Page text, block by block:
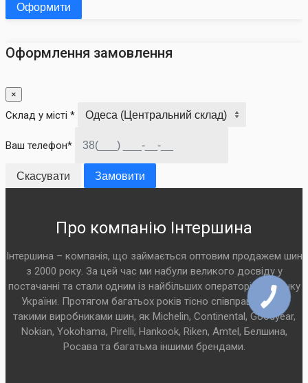
Оформити
Оформлення замовлення
×
Склад у місті *
Ваш телефон*
Скасувати Замовити
Про компанію Інтершина
Інтершина – компанія, що займається оптовим продажем шин
з 2000 року. За цей час ми набули великого досвіду у
постачанні та стали одним із найбільших операторів на ринку
України. Протягом багатьох років тісно співпрацюємо з
такими виробниками шин, як Michelin, Continental, Goodyear,
Nokian, Yokohama, Pirelli, Hankook, Riken, Amtel, Белшина,
Росава та багатьма іншими брендами.